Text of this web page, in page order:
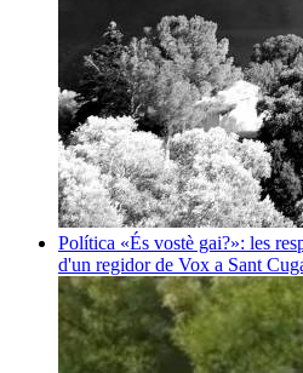
Política «És vostè gai?»: les
d'un regidor de Vox a Sant